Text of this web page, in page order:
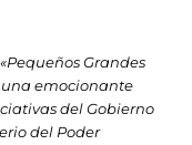
Grandes
una emocionante
del Gobierno
del Poder